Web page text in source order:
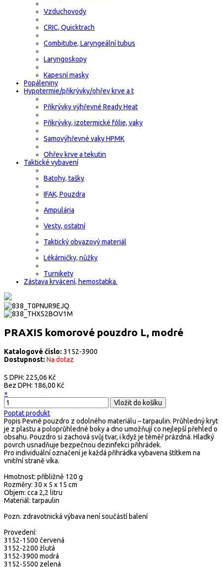
Vzduchovody
CRIC, Quicktrach
Combitube, Laryngeální tubus
Laryngoskopy
Kapesní masky
Popáleniny
Hypotermie/přikrývky/ohřev krve a t
Přikrývky výhřevné Ready Heat
Přikrývky, izotermické fólie, vaky
Samovýhřevné vaky HPMK
Ohřev krve a tekutin
Taktické vybavení
Batohy, tašky
IFAK, Pouzdra
Ampulária
Vesty, ostatní
Taktický obvazový materiál
Lékárničky, nůžky
Turnikety
Zástava krvácení, hemostatika.
PRAXIS komorové pouzdro L, modré
Katalogové číslo: 3152-3900
Dostupnost: Na dotaz
S DPH: 225,06 Kč
Bez DPH: 186,00 Kč
×
Poptat produkt
Popis Pevné pouzdro z odolného materiálu – tarpaulin. Průhledný kryt
je z plastu a poloprůhledné boky a dno umožňují co nejlepší přehled o
obsahu. Pouzdro si zachová svůj tvar, i když je téměř prázdná. Hladký
povrch usnadňuje bezpečnou dezinfekci přihrádek.
Pro individuální označení je každá přihrádka vybavena štítkem na
vnitřní straně víka.
Hmotnost: přibližně 120 g
Rozměry: 30 x 5 x 15 cm
Objem: cca 2,2 litru
Materiál: tarpaulin
Pozn. zdravotnická výbava není součástí balení
Provedení:
3152-1500 červená
3152-2200 žlutá
3152-3900 modrá
3152-5500 zelená